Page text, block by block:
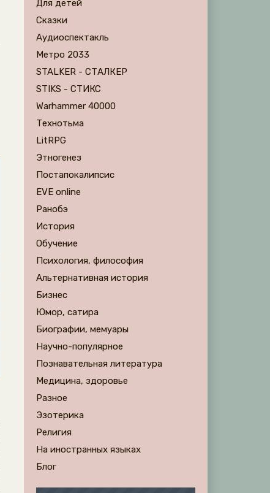
Для детей
Сказки
Аудиоспектакль
Метро 2033
STALKER - СТАЛКЕР
STIKS - СТИКС
Warhammer 40000
Технотьма
LitRPG
Этногенез
Постапокалипсис
EVE online
Ранобэ
История
Обучение
Психология, философия
Альтернативная история
Бизнес
Юмор, сатира
Биографии, мемуары
Научно-популярное
Познавательная литература
Медицина, здоровье
Разное
Эзотерика
Религия
На иностранных языках
Блог